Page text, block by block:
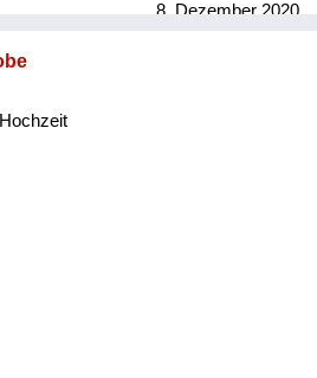
8. Dezember 2020